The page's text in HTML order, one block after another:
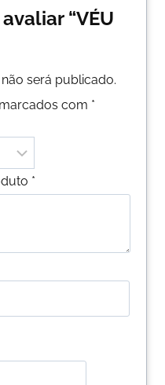
“VÉU
será publicado.
com *
*